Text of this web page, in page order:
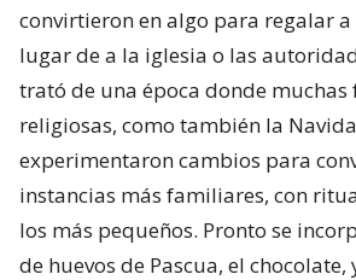
convirtieron en algo para regalar a
lugar de a la iglesia o las
trató de una época donde muchas
religiosas, como también la
experimentaron cambios para
instancias más familiares, con
los más pequeños. Pronto se
de huevos de Pascua, el chocolate,